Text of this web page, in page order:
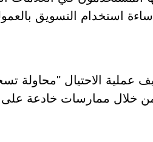
استخدام التسويق
عملية الاحتيال "محاولة
خلال ممارسات خادعة على